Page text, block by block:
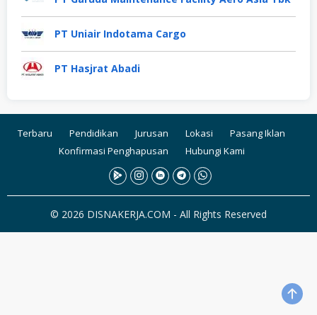
PT Uniair Indotama Cargo
PT Hasjrat Abadi
Terbaru Pendidikan Jurusan Lokasi
Pasang Iklan
Konfirmasi Penghapusan
Hubungi Kami
© 2026 DISNAKERJA.COM - All Rights Reserved